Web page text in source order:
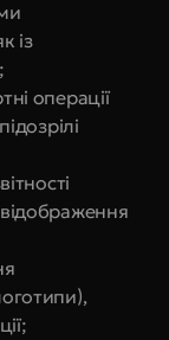
із
операції